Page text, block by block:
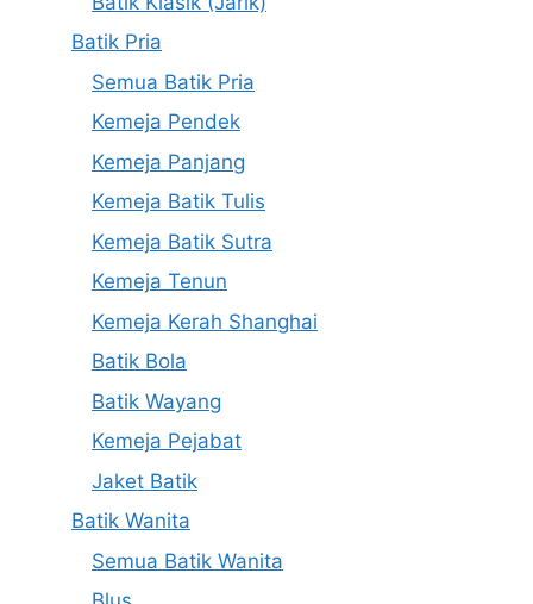
Batik Pria
Semua Batik Pria
Kemeja Pendek
Kemeja Panjang
Kemeja Batik Tulis
Kemeja Batik Sutra
Kemeja Tenun
Kemeja Kerah Shanghai
Batik Bola
Batik Wayang
Kemeja Pejabat
Jaket Batik
Batik Wanita
Semua Batik Wanita